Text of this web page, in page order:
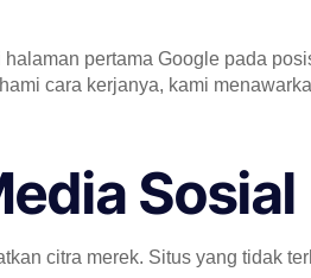
pertama Google pada
cara kerjanya, kami
Sosial
citra merek. Situs yang tidak